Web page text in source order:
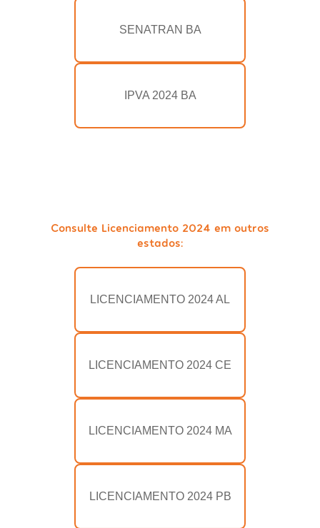
SENATRAN BA
IPVA 2024 BA
Consulte Licenciamento 2024 em outros
estados:
LICENCIAMENTO 2024 AL
LICENCIAMENTO 2024 CE
LICENCIAMENTO 2024 MA
LICENCIAMENTO 2024 PB